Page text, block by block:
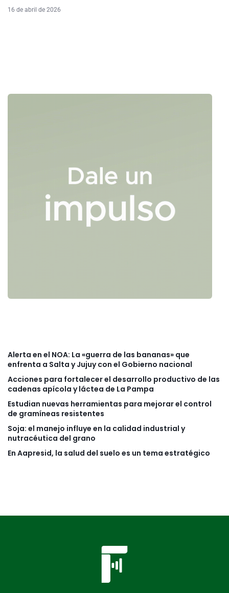
16 de abril de 2026
Alerta en el NOA: La «guerra de las bananas» que
enfrenta a Salta y Jujuy con el Gobierno nacional
Acciones para fortalecer el desarrollo productivo de las
cadenas apícola y láctea de La Pampa
Estudian nuevas herramientas para mejorar el control
de gramíneas resistentes
Soja: el manejo influye en la calidad industrial y
nutracéutica del grano
En Aapresid, la salud del suelo es un tema estratégico